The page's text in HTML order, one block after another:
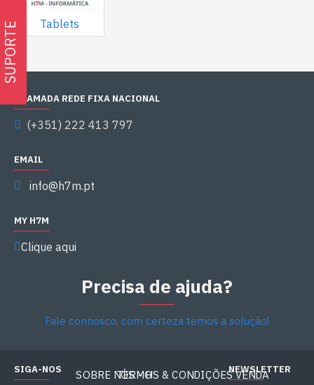
SUPORTE Tablets
CHAMADA REDE FIXA NACIONAL
(+351) 222 413 797
EMAIL
info@h7m.pt
MY H7M
Clique aqui
Precisa de ajuda?
Fale connosco, com certeza temos a solução!
SIGA-NOS SOBRE NÓS - H7M
TERMOS & CONDIÇÕES VENDA
NEWSLETTER